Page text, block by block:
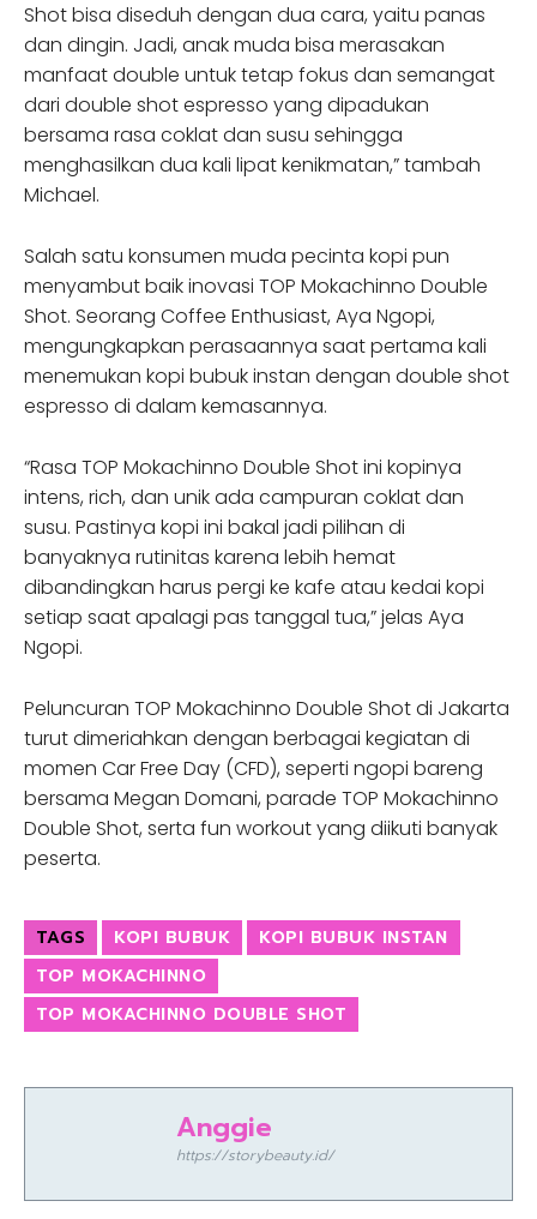
Shot bisa diseduh dengan dua cara, yaitu panas
dan dingin. Jadi, anak muda bisa merasakan
manfaat double untuk tetap fokus dan semangat
dari double shot espresso yang dipadukan
bersama rasa coklat dan susu sehingga
menghasilkan dua kali lipat kenikmatan,” tambah
Michael.
Salah satu konsumen muda pecinta kopi pun
menyambut baik inovasi TOP Mokachinno Double
Shot. Seorang Coffee Enthusiast, Aya Ngopi,
mengungkapkan perasaannya saat pertama kali
menemukan kopi bubuk instan dengan double shot
espresso di dalam kemasannya.
“Rasa TOP Mokachinno Double Shot ini kopinya
intens, rich, dan unik ada campuran coklat dan
susu. Pastinya kopi ini bakal jadi pilihan di
banyaknya rutinitas karena lebih hemat
dibandingkan harus pergi ke kafe atau kedai kopi
setiap saat apalagi pas tanggal tua,” jelas Aya
Ngopi.
Peluncuran TOP Mokachinno Double Shot di Jakarta
turut dimeriahkan dengan berbagai kegiatan di
momen Car Free Day (CFD), seperti ngopi bareng
bersama Megan Domani, parade TOP Mokachinno
Double Shot, serta fun workout yang diikuti banyak
peserta.
TAGS KOPI BUBUK
KOPI BUBUK INSTAN
TOP MOKACHINNO
TOP MOKACHINNO DOUBLE SHOT
Anggie
https://storybeauty.id/